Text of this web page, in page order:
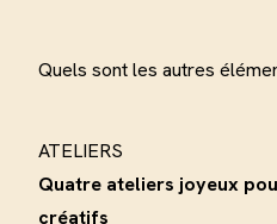
Quels sont les autres
ATELIERS
Quatre ateliers joyeux
créatifs